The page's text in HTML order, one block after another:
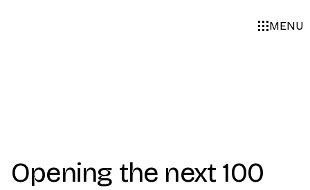
MENU
Opening the next 100